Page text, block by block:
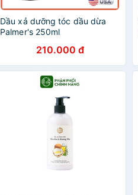
Dầu xả dưỡng tóc dầu dừa
Palmer's 250ml
210.000 đ